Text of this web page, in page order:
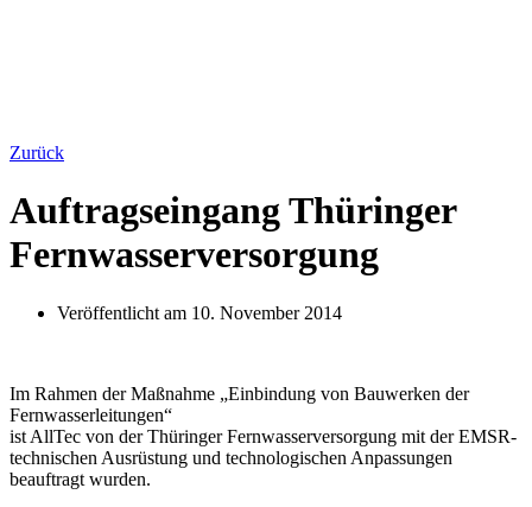
Zurück
Auftragseingang Thüringer
Fernwasserversorgung
Veröffentlicht am 10. November 2014
Im Rahmen der Maßnahme „Einbindung von Bauwerken der
Fernwasserleitungen“
ist AllTec von der Thüringer Fernwasserversorgung mit der EMSR-
technischen Ausrüstung und technologischen Anpassungen
beauftragt wurden.